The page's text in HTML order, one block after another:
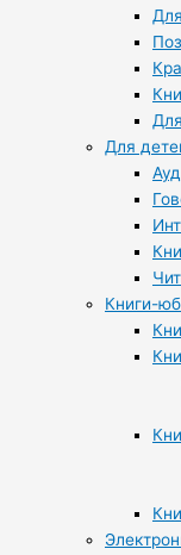
Для
Книги-